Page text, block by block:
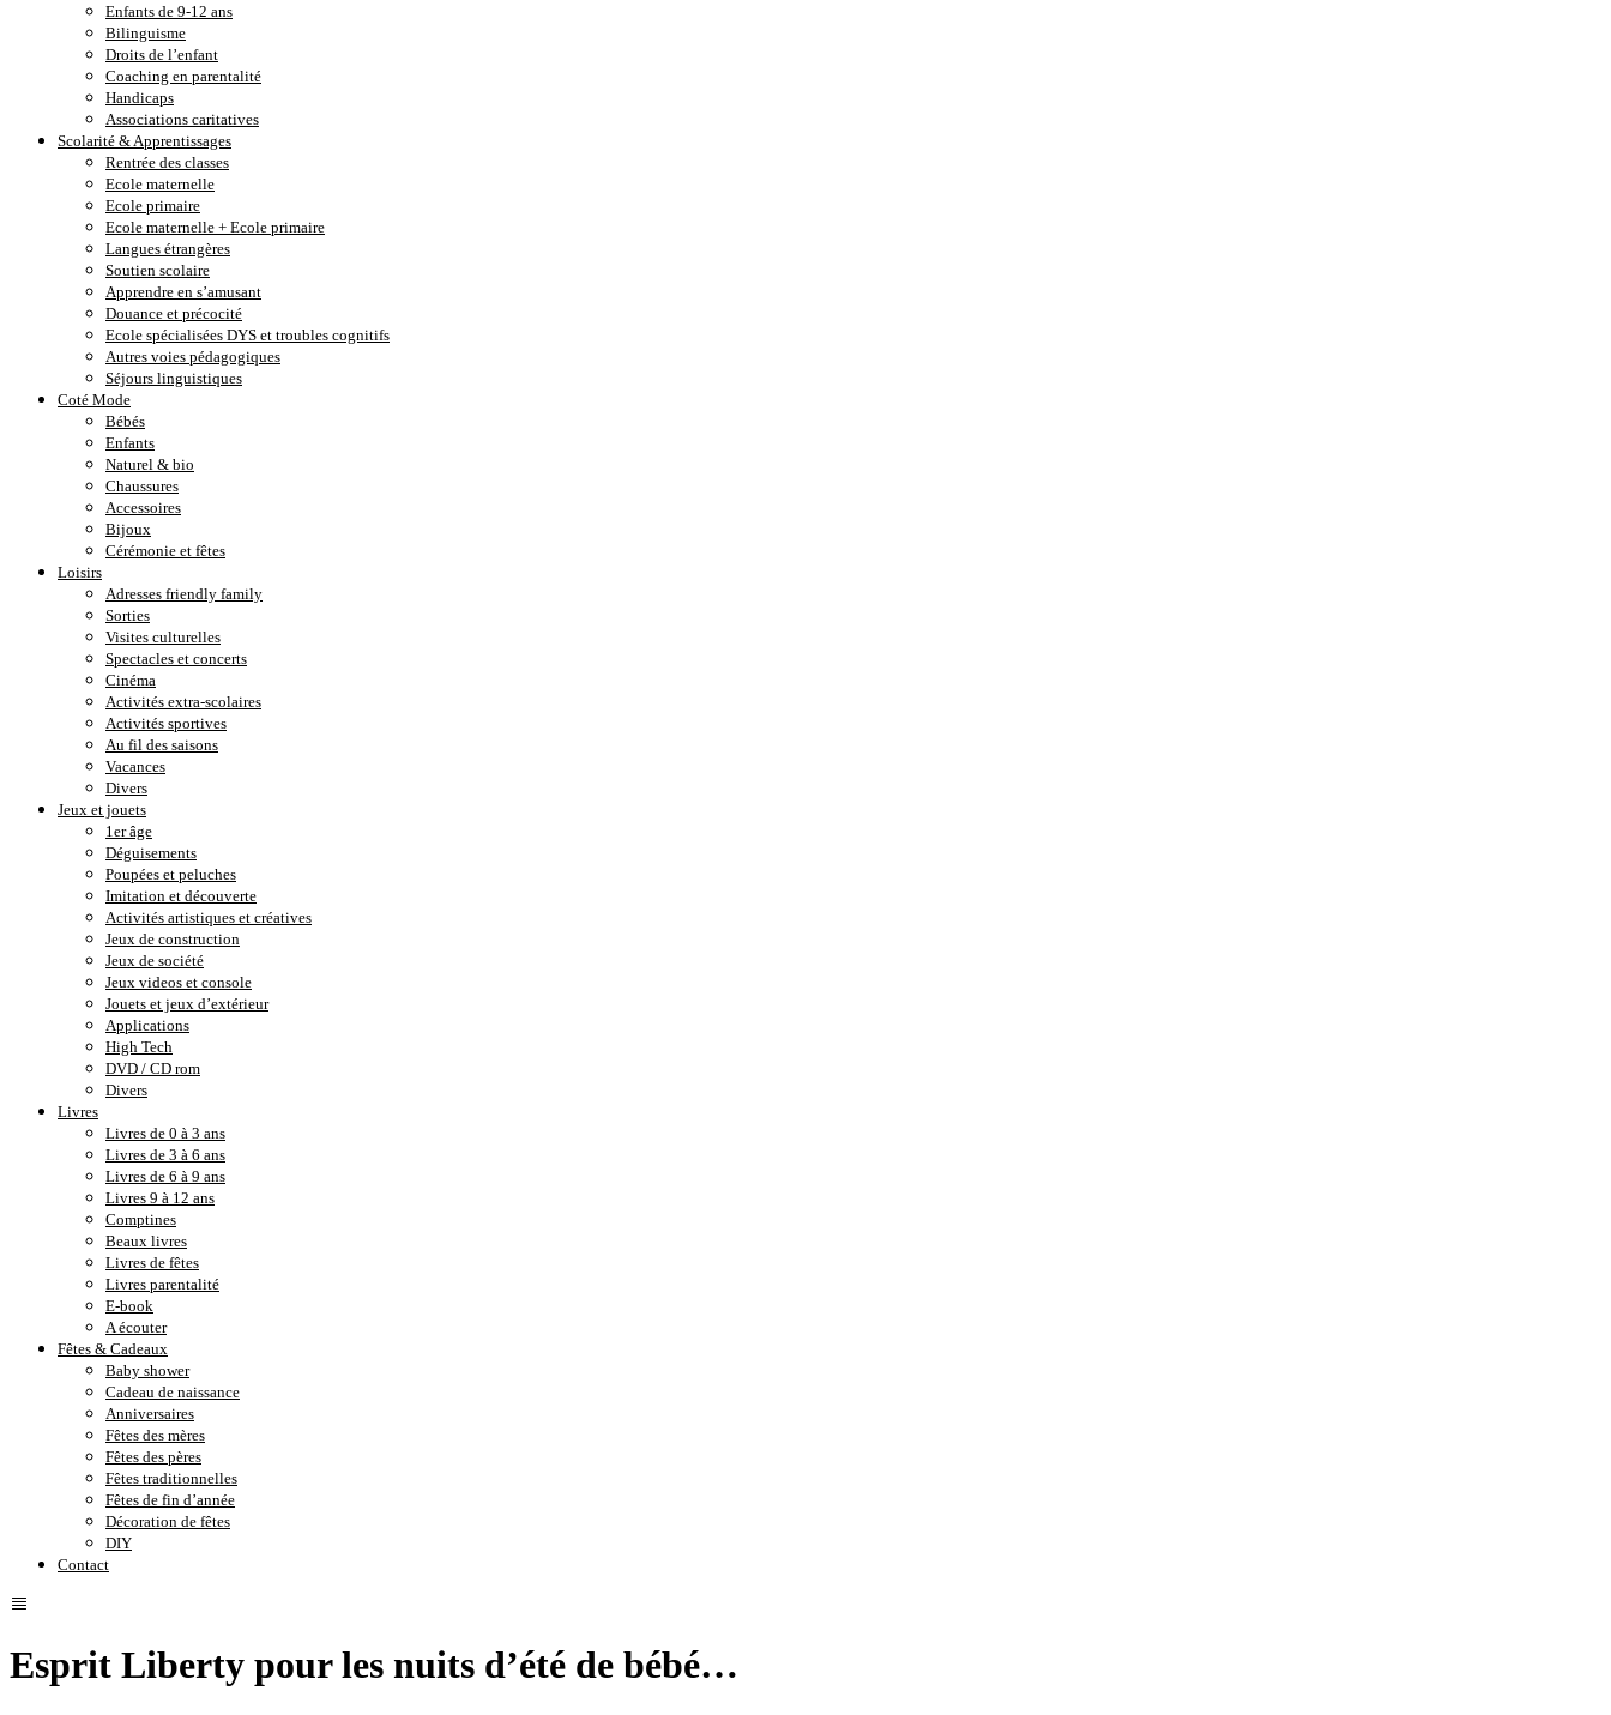
Enfants de 9-12 ans
Bilinguisme
Droits de l’enfant
Coaching en parentalité
Handicaps
Associations caritatives
Scolarité & Apprentissages
Rentrée des classes
Ecole maternelle
Ecole primaire
Ecole maternelle + Ecole primaire
Langues étrangères
Soutien scolaire
Apprendre en s’amusant
Douance et précocité
Ecole spécialisées DYS et troubles cognitifs
Autres voies pédagogiques
Séjours linguistiques
Coté Mode
Bébés
Enfants
Naturel & bio
Chaussures
Accessoires
Bijoux
Cérémonie et fêtes
Loisirs
Adresses friendly family
Sorties
Visites culturelles
Spectacles et concerts
Cinéma
Activités extra-scolaires
Activités sportives
Au fil des saisons
Vacances
Divers
Jeux et jouets
1er âge
Déguisements
Poupées et peluches
Imitation et découverte
Activités artistiques et créatives
Jeux de construction
Jeux de société
Jeux videos et console
Jouets et jeux d’extérieur
Applications
High Tech
DVD / CD rom
Divers
Livres
Livres de 0 à 3 ans
Livres de 3 à 6 ans
Livres de 6 à 9 ans
Livres 9 à 12 ans
Comptines
Beaux livres
Livres de fêtes
Livres parentalité
E-book
A écouter
Fêtes & Cadeaux
Baby shower
Cadeau de naissance
Anniversaires
Fêtes des mères
Fêtes des pères
Fêtes traditionnelles
Fêtes de fin d’année
Décoration de fêtes
DIY
Contact
Esprit Liberty pour les nuits d’été de bébé…